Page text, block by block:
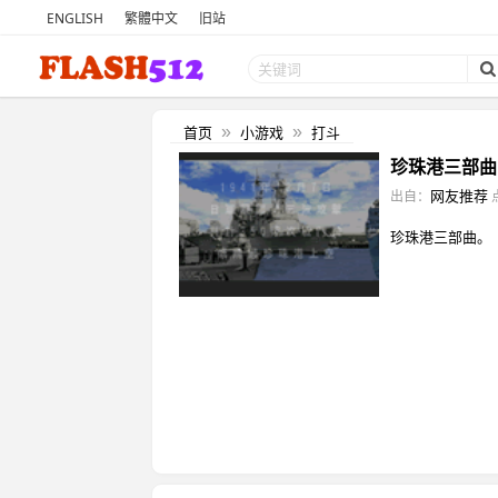
ENGLISH 繁體中文 旧站
首页 » 小游戏 » 打斗
珍珠港三部
出自： 网友推荐
珍珠港三部曲。